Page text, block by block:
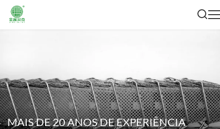
MAIS DE 20 ANOS DE EXPERIÊNCIA